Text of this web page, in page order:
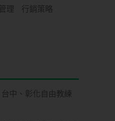
理
行銷策略
台中、彰化自由教練